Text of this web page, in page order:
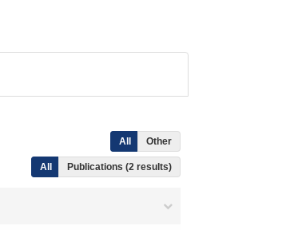
All Other
All Publications (2 results)